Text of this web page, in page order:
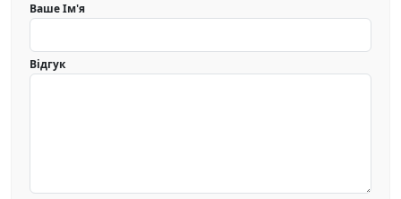
Ваше Ім'я
Відгук